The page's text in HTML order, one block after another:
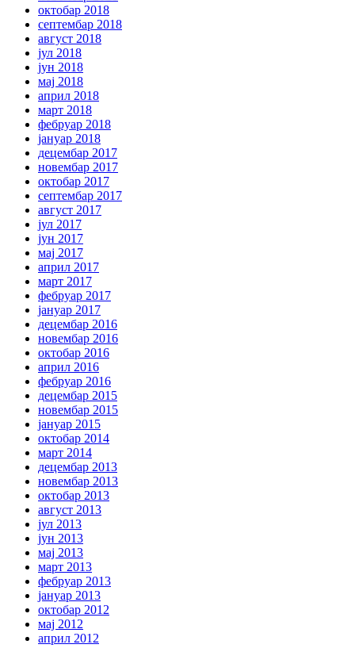
октобар 2018
септембар 2018
август 2018
јул 2018
јун 2018
мај 2018
април 2018
март 2018
фебруар 2018
јануар 2018
децембар 2017
новембар 2017
октобар 2017
септембар 2017
август 2017
јул 2017
јун 2017
мај 2017
април 2017
март 2017
фебруар 2017
јануар 2017
децембар 2016
новембар 2016
октобар 2016
април 2016
фебруар 2016
децембар 2015
новембар 2015
јануар 2015
октобар 2014
март 2014
децембар 2013
новембар 2013
октобар 2013
август 2013
јул 2013
јун 2013
мај 2013
март 2013
фебруар 2013
јануар 2013
октобар 2012
мај 2012
април 2012